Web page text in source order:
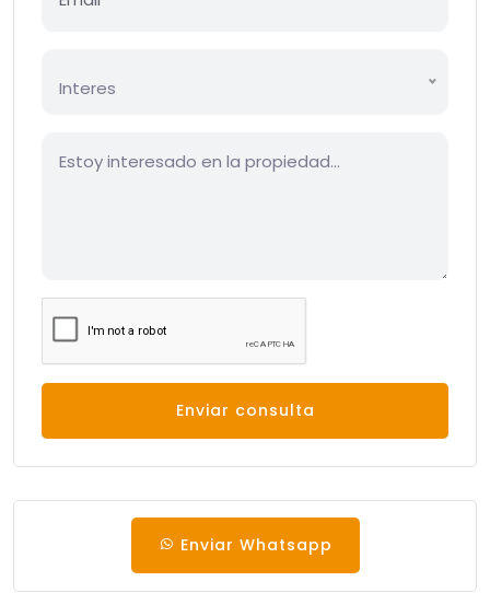
Interes
Enviar consulta
Enviar Whatsapp